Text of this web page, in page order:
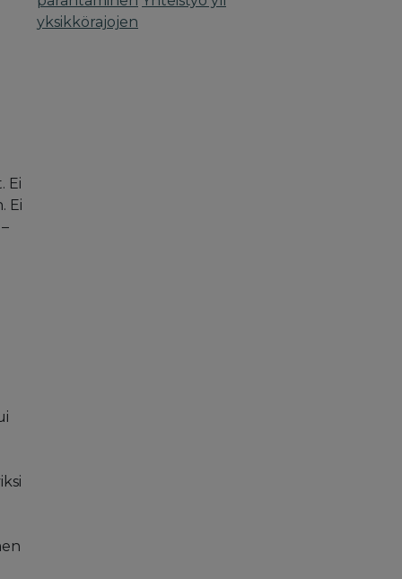
Ei
Ei
yksikkörajojen